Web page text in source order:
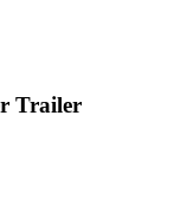
Trailer